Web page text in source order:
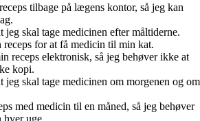
tilbage på lægens kontor, så jeg kan
jeg skal tage medicinen efter måltiderne.
receps for at få medicin til min kat.
receps elektronisk, så jeg behøver ikke at
kopi.
jeg skal tage medicinen om morgenen og om
med medicin til en måned, så jeg behøver
uge.